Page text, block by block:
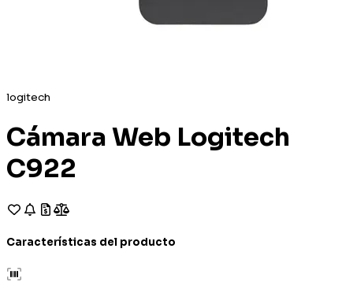
logitech
Cámara Web Logitech
C922
Características del producto